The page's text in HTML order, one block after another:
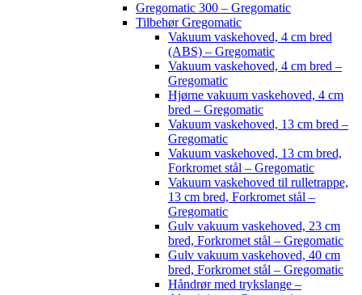
Gregomatic 300 – Gregomatic
Tilbehør Gregomatic
Vakuum vaskehoved, 4 cm bred
(ABS) – Gregomatic
Vakuum vaskehoved, 4 cm bred –
Gregomatic
Hjørne vakuum vaskehoved, 4 cm
bred – Gregomatic
Vakuum vaskehoved, 13 cm bred –
Gregomatic
Vakuum vaskehoved, 13 cm bred,
Forkromet stål – Gregomatic
Vakuum vaskehoved til rulletrappe,
13 cm bred, Forkromet stål –
Gregomatic
Gulv vakuum vaskehoved, 23 cm
bred, Forkromet stål – Gregomatic
Gulv vakuum vaskehoved, 40 cm
bred, Forkromet stål – Gregomatic
Håndrør med trykslange –